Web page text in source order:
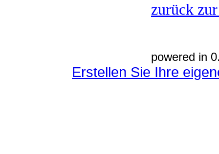
zurück
powered in
Erstellen Sie Ihre